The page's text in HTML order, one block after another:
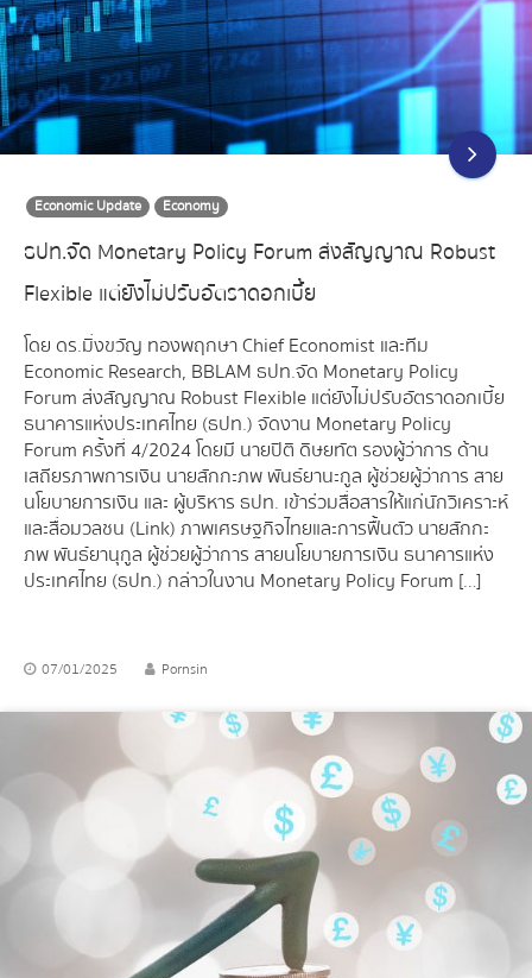
Economic Update Economy
ธปท.จัด Monetary Policy Forum ส่งสัญญาณ Robust
Flexible แต่ยังไม่ปรับอัตราดอกเบี้ย
โดย ดร.มิ่งขวัญ ทองพฤกษา Chief Economist และทีม
Economic Research, BBLAM ธปท.จัด Monetary Policy
Forum ส่งสัญญาณ Robust Flexible แต่ยังไม่ปรับอัตราดอกเบี้ย
ธนาคารแห่งประเทศไทย (ธปท.) จัดงาน Monetary Policy
Forum ครั้งที่ 4/2024 โดยมี นายปิติ ดิษยทัต รองผู้ว่าการ ด้าน
เสถียรภาพการเงิน นายสักกะภพ พันธ์ยานะกูล ผู้ช่วยผู้ว่าการ สาย
นโยบายการเงิน และ ผู้บริหาร ธปท. เข้าร่วมสื่อสารให้แก่นักวิเคราะห์
และสื่อมวลชน (Link) ภาพเศรษฐกิจไทยและการฟื้นตัว นายสักกะ
ภพ พันธ์ยานุกูล ผู้ช่วยผู้ว่าการ สายนโยบายการเงิน ธนาคารแห่ง
ประเทศไทย (ธปท.) กล่าวในงาน Monetary Policy Forum […]
07/01/2025 Pornsin